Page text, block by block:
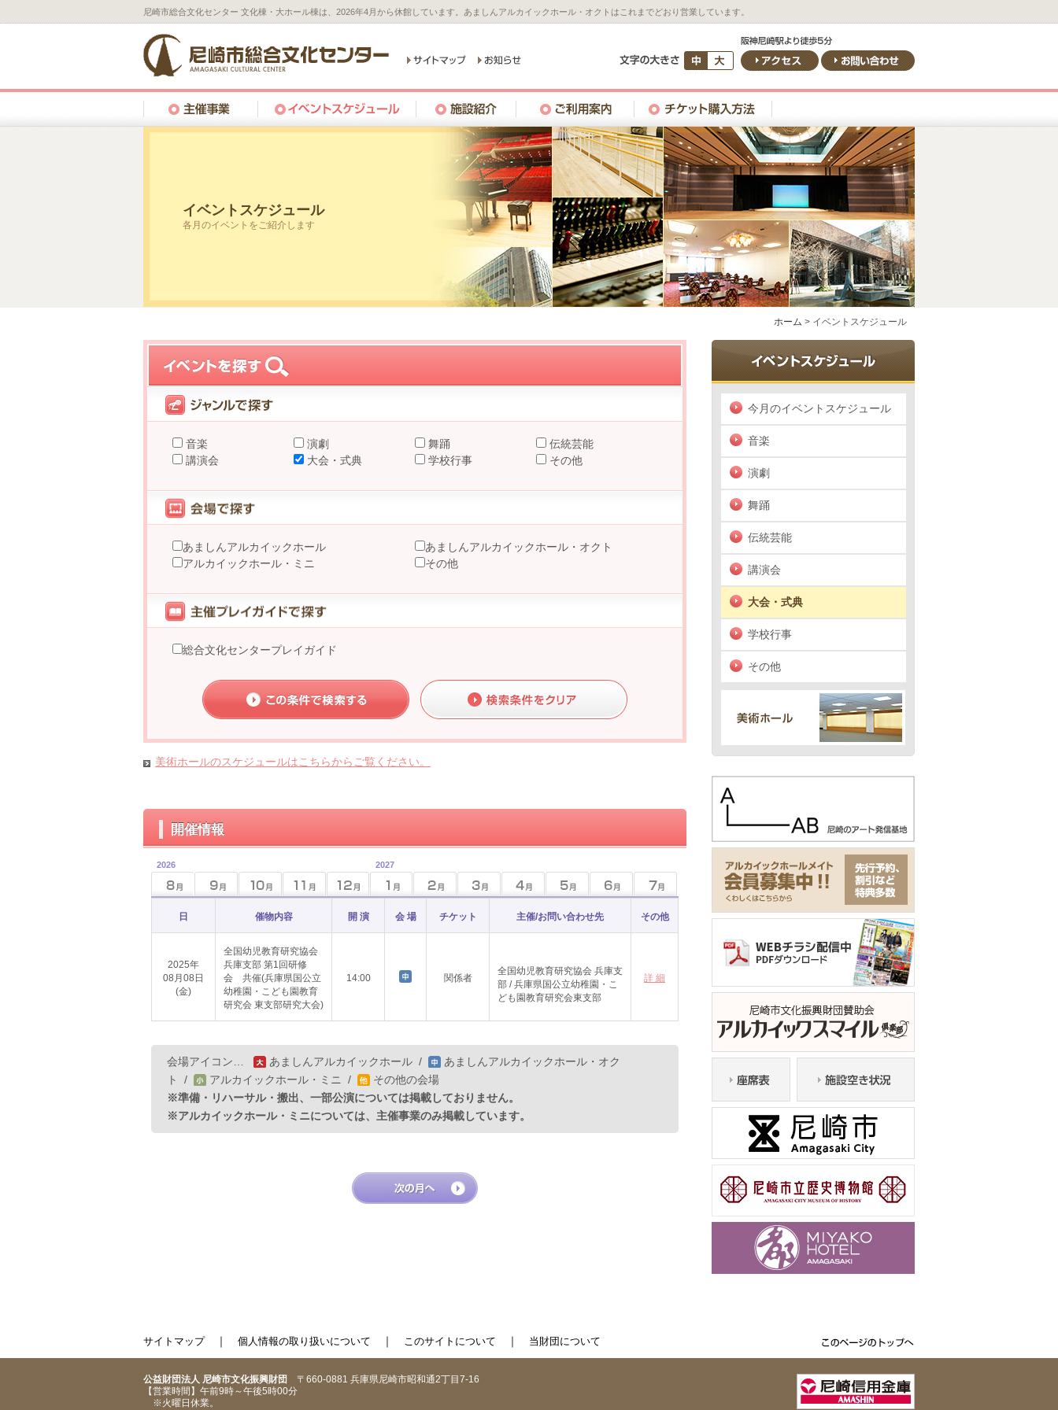
尼崎市総合文化センター 文化棟・大ホール棟は、2026年4月から休館しています。あましんアルカイックホール・オクトはこれまでどおり営業しています。
イベントスケジュール
各月のイベントをご紹介します
ホーム > イベントスケジュール
音楽 演劇 舞踊
伝統芸能
講演会
大会・式典 学校行事 その他
あましんアルカイックホール
あましんアルカイックホール・オクト
アルカイックホール・ミニ
その他
総合文化センタープレイガイド
美術ホールのスケジュールはこちらからご覧ください。
開催情報
2026 2027
日 催物内容 開 演 会 場 チケット 主催/お問い合わせ先 その他
2025年
08月08日
(金)
全国幼児教育研究協会
兵庫支部 第1回研修
会 共催(兵庫県国公立
幼稚園・こども園教育
研究会 東支部研究大会)
14:00 関係者
全国幼児教育研究協会 兵庫支
部 / 兵庫県国公立幼稚園・こ
ども園教育研究会東支部
詳 細
会場アイコン… あましんアルカイックホール /
あましんアルカイックホール・オク
ト
/ アルカイックホール・ミニ /
その他の会場
※準備・リハーサル・搬出、一部公演については掲載しておりません。
※アルカイックホール・ミニについては、主催事業のみ掲載しています。
今月のイベントスケジュール
音楽
演劇
舞踊
伝統芸能
講演会
大会・式典
学校行事
その他
サイトマップ｜ 個人情報の取り扱いについて ｜ このサイトについて ｜ 当財団について
公益財団法人 尼崎市文化振興財団 〒660-0881 兵庫県尼崎市昭和通2丁目7-16
【営業時間】午前9時～午後5時00分
※火曜日休業。